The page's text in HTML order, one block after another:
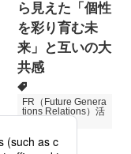
ら見えた「個性
を彩り育む未
来」と互いの大
共感
FR（Future Genera
tions Relations）活
次世代育成